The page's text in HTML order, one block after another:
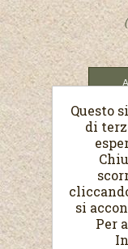
Questo
di
si
Per